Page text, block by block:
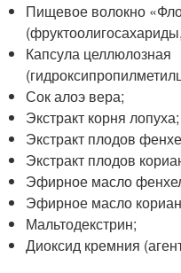
Пищевое волокно
Капсула целлюлозная
Сок алоэ вера;
Экстракт корня лопуха;
Экстракт плодов
Экстракт плодов
Эфирное масло
Эфирное масло
Мальтодекстрин;
Диоксид кремния